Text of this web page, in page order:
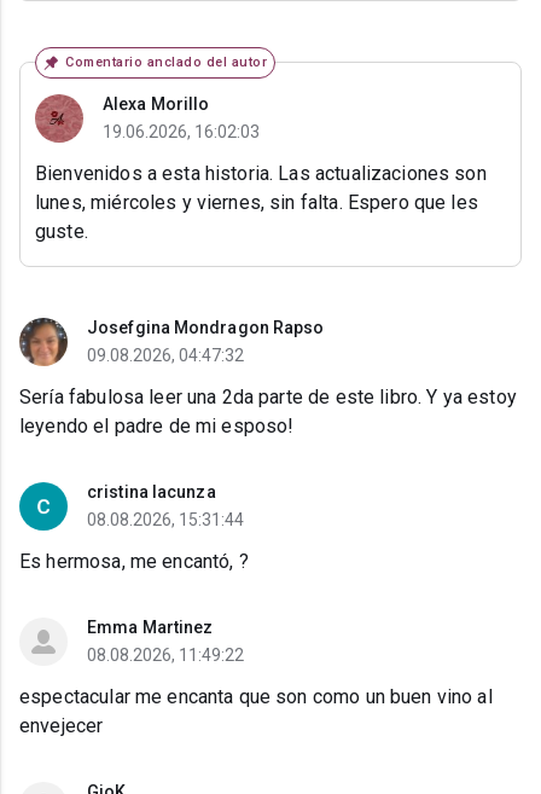
Comentario anclado del autor
Alexa Morillo
19.06.2026, 16:02:03
Bienvenidos a esta historia. Las actualizaciones son
lunes, miércoles y viernes, sin falta. Espero que les
guste.
Josefgina Mondragon Rapso
09.08.2026, 04:47:32
Sería fabulosa leer una 2da parte de este libro. Y ya estoy
leyendo el padre de mi esposo!
cristina lacunza
08.08.2026, 15:31:44
Es hermosa, me encantó, ?
Emma Martinez
08.08.2026, 11:49:22
espectacular me encanta que son como un buen vino al
envejecer